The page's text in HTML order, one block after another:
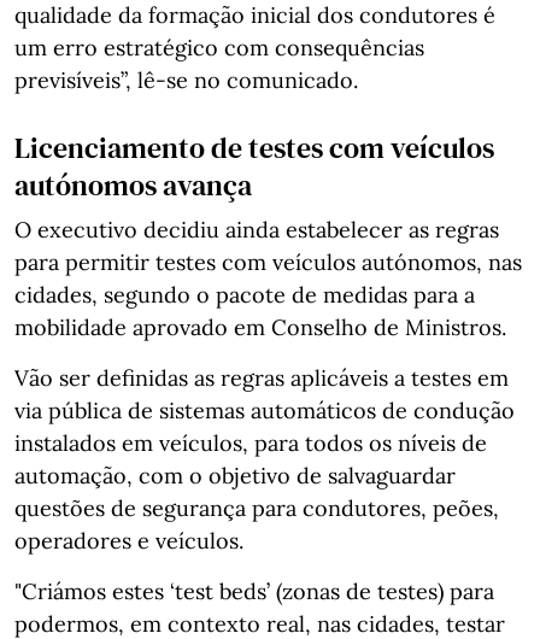
qualidade da formação inicial dos condutores é
um erro estratégico com consequências
previsíveis”, lê-se no comunicado.
Licenciamento de testes com veículos
autónomos avança
O executivo decidiu ainda estabelecer as regras
para permitir testes com veículos autónomos, nas
cidades, segundo o pacote de medidas para a
mobilidade aprovado em Conselho de Ministros.
Vão ser definidas as regras aplicáveis a testes em
via pública de sistemas automáticos de condução
instalados em veículos, para todos os níveis de
automação, com o objetivo de salvaguardar
questões de segurança para condutores, peões,
operadores e veículos.
"Criámos estes ‘test beds’ (zonas de testes) para
podermos, em contexto real, nas cidades, testar